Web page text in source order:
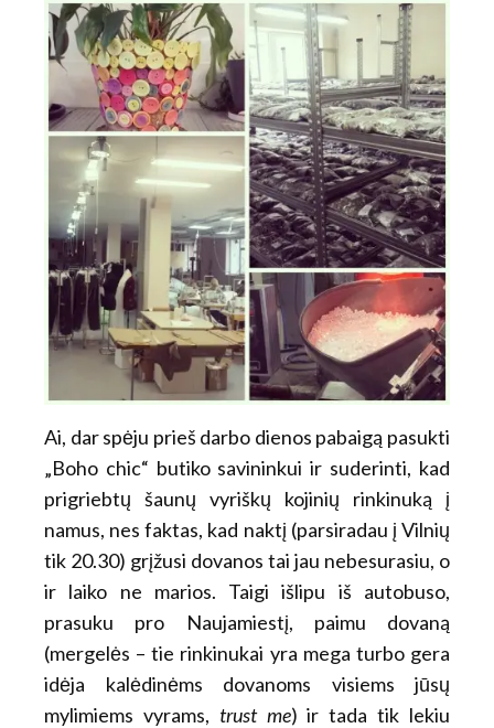
Ai, dar spėju prieš darbo dienos pabaigą pasukti
„Boho chic“ butiko savininkui ir suderinti, kad
prigriebtų šaunų vyriškų kojinių rinkinuką į
namus, nes faktas, kad naktį (parsiradau į Vilnių
tik 20.30) grįžusi dovanos tai jau nebesurasiu, o
ir laiko ne marios. Taigi išlipu iš autobuso,
prasuku pro Naujamiestį, paimu dovaną
(mergelės – tie rinkinukai yra mega turbo gera
idėja kalėdinėms dovanoms visiems jūsų
mylimiems vyrams, trust me) ir tada tik lekiu